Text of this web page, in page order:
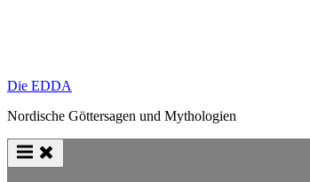
Die EDDA
Nordische Göttersagen und Mythologien